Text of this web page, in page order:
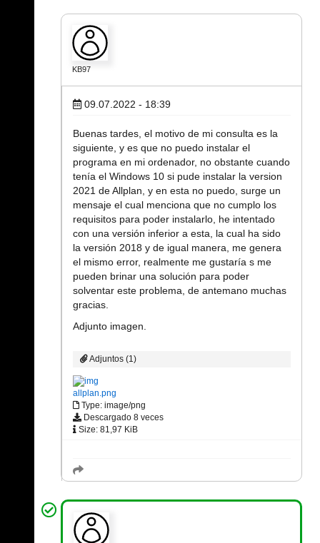
KB97
09.07.2022 - 18:39
Buenas tardes, el motivo de mi consulta es la
siguiente, y es que no puedo instalar el
programa en mi ordenador, no obstante cuando
tenía el Windows 10 si pude instalar la version
2021 de Allplan, y en esta no puedo, surge un
mensaje el cual menciona que no cumplo los
requisitos para poder instalarlo, he intentado
con una versión inferior a esta, la cual ha sido
la versión 2018 y de igual manera, me genera
el mismo error, realmente me gustaría s me
pueden brinar una solución para poder
solventar este problema, de antemano muchas
gracias.
Adjunto imagen.
Adjuntos (1)
allplan.png
Type: image/png
Descargado 8 veces
Size: 81,97 KiB